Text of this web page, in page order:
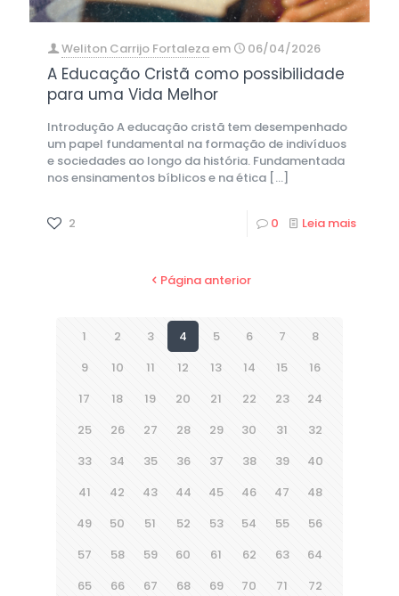
Weliton Carrijo Fortalezaem 06/04/2026
A Educação Cristã como possibilidade
para uma Vida Melhor
Introdução A educação cristã tem desempenhado
um papel fundamental na formação de indivíduos
e sociedades ao longo da história. Fundamentada
nos ensinamentos bíblicos e na ética […]
2 0 Leia mais
Página anterior
1 2 3 4 5 6 7
8
9
10 11 12 13 14 15
16
17
18 19 20 21 22 23
24
25
26 27 28 29 30 31
32
33
34 35 36 37 38 39
40
41
42 43 44 45 46 47
48
49
50 51 52 53 54 55
56
57
58 59 60 61 62 63
64
65
66 67 68 69 70 71
72